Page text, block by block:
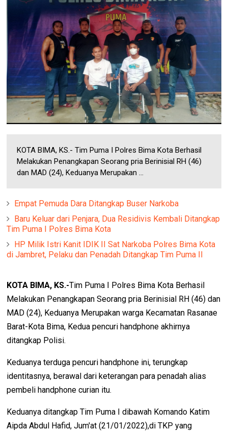
KOTA BIMA, KS.- Tim Puma I Polres Bima Kota Berhasil
Melakukan Penangkapan Seorang pria Berinisial RH (46)
dan MAD (24), Keduanya Merupakan ...
Empat Pemuda Dara Ditangkap Buser Narkoba
Baru Keluar dari Penjara, Dua Residivis Kembali Ditangkap
Tim Puma I Polres Bima Kota
HP Milik Istri Kanit IDIK II Sat Narkoba Polres Bima Kota
di Jambret, Pelaku dan Penadah Ditangkap Tim Puma II
KOTA BIMA, KS.-Tim Puma I Polres Bima Kota Berhasil
Melakukan Penangkapan Seorang pria Berinisial RH (46) dan
MAD (24), Keduanya Merupakan warga Kecamatan Rasanae
Barat-Kota Bima, Kedua pencuri handphone akhirnya
ditangkap Polisi.
Keduanya terduga pencuri handphone ini, terungkap
identitasnya, berawal dari keterangan para penadah alias
pembeli handphone curian itu.
Keduanya ditangkap Tim Puma I dibawah Komando Katim
Aipda Abdul Hafid, Jum'at (21/01/2022),di TKP yang